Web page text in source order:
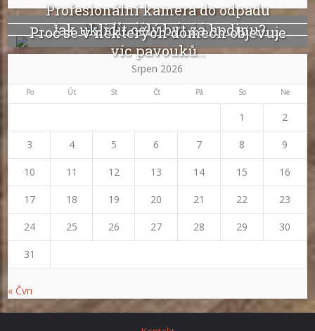
Profesionální kamera do odpadu
odhalí ucpání i...
Jak uklidit celý byt za hodinu?
Proč se v některých domech objevuje
víc pavouků...
Srpen 2026
Po Út St Čt Pá So Ne
1 2
3 4 5 6 7 8 9
10 11 12 13 14 15 16
17 18 19 20 21 22 23
24 25 26 27 28 29 30
31
« Čvn